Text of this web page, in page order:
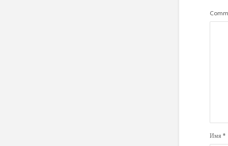
Имя *